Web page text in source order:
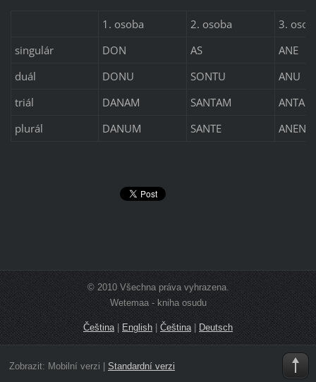
1. osoba 2. osoba
3.
singulár
DON AS
ANE
duál
DONU SONTU
ANU
triál
DANAM SANTAM
ANTAM
plurál
DANUM SANTE ANENT
© 2010 Všechna práva vyhrazena.
Wetemaa - kniha osudu
Čeština | English | Čeština | Deutsch
Zobrazit: Mobilní verzi Standardní verzi